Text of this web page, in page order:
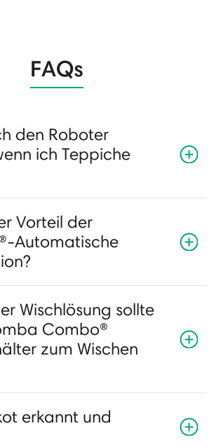
FAQs
den Roboter
ich Teppiche
Vorteil der
Automatische
Wischlösung sollte
Combo®
zum Wischen
erkannt und